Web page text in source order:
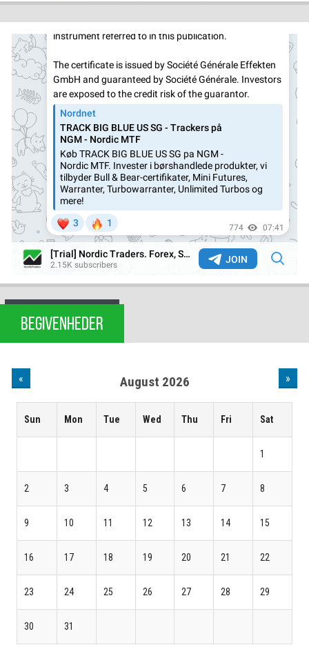
BEGIVENHEDER
« August 2026 »
Sun Mon Tue Wed Thu Fri Sat
1
2 3 4 5 6 7 8
9 10 11 12 13 14 15
16 17 18 19 20 21 22
23 24 25 26 27 28 29
30 31